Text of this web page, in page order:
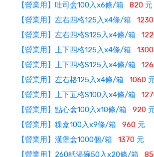
【營業用】吐司盒100入x6條/箱 820 元
【營業用】左右四格125入x4條/箱 1230
【營業用】左右四格S125入x4條/箱
【營業用】上下四格125入x4條/箱 1300
【營業用】上下四格S125入x4條/箱
【營業用】左右格125入x4條/箱 1060
【營業用】上下五格S100入x4條/箱
【營業用】點心盒100入x10條/箱 920
【營業用】粿盒100入x9條/箱 960 元
【營業用】漢堡盒1000個/箱 1370 元
【營業用】260紙湯碗50入x20條/箱